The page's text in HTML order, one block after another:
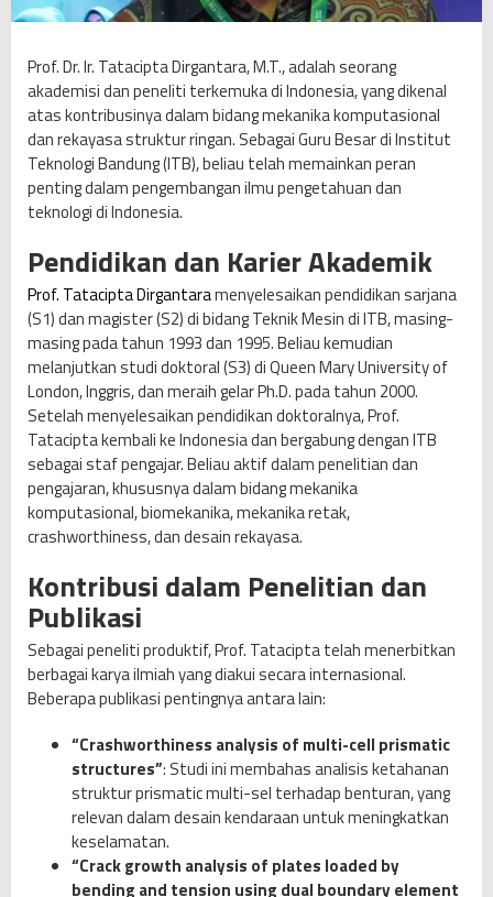
n
t
a
r
a
t
e
p
h
s
e
b
a
g
a
i
r
e
k
o
r
I
B
p
e
r
i
o
d
Prof. Dr. Ir. Tatacipta Dirgantara, M.T., adalah seorang
akademisi dan peneliti terkemuka di Indonesia, yang dikenal
atas kontribusinya dalam bidang mekanika komputasional
dan rekayasa struktur ringan. Sebagai Guru Besar di Institut
Teknologi Bandung (ITB), beliau telah memainkan peran
penting dalam pengembangan ilmu pengetahuan dan
teknologi di Indonesia.
Pendidikan dan Karier Akademik
Prof. Tatacipta Dirgantaramenyelesaikan pendidikan sarjana
(S1) dan magister (S2) di bidang Teknik Mesin di ITB, masing-
masing pada tahun 1993 dan 1995. Beliau kemudian
melanjutkan studi doktoral (S3) di Queen Mary University of
London, Inggris, dan meraih gelar Ph.D. pada tahun 2000.
Setelah menyelesaikan pendidikan doktoralnya, Prof.
Tatacipta kembali ke Indonesia dan bergabung dengan ITB
sebagai staf pengajar. Beliau aktif dalam penelitian dan
pengajaran, khususnya dalam bidang mekanika
komputasional, biomekanika, mekanika retak,
crashworthiness, dan desain rekayasa.
Kontribusi dalam Penelitian dan
Publikasi
Sebagai peneliti produktif, Prof. Tatacipta telah menerbitkan
berbagai karya ilmiah yang diakui secara internasional.
Beberapa publikasi pentingnya antara lain:
“Crashworthiness analysis of multi-cell prismatic
structures”: Studi ini membahas analisis ketahanan
struktur prismatic multi-sel terhadap benturan, yang
relevan dalam desain kendaraan untuk meningkatkan
keselamatan.
“Crack growth analysis of plates loaded by
bending and tension using dual boundary element